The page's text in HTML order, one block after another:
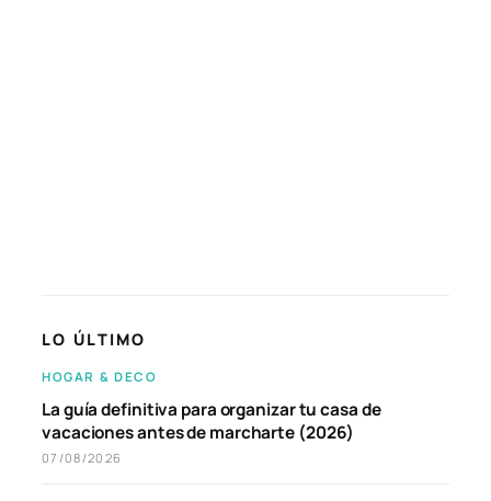
LO ÚLTIMO
HOGAR & DECO
La guía definitiva para organizar tu casa de
vacaciones antes de marcharte (2026)
07/08/2026